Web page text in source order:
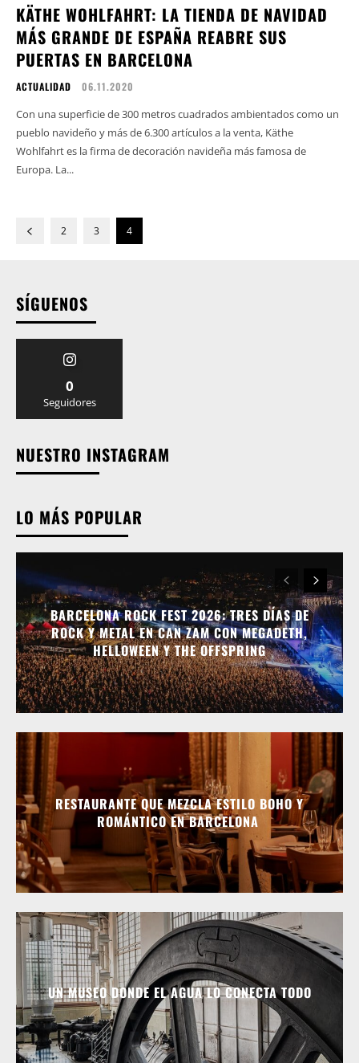
KÄTHE WOHLFAHRT: LA TIENDA DE NAVIDAD
MÁS GRANDE DE ESPAÑA REABRE SUS
PUERTAS EN BARCELONA
ACTUALIDAD 06.11.2020
Con una superficie de 300 metros cuadrados ambientados como un
pueblo navideño y más de 6.300 artículos a la venta, Käthe
Wohlfahrt es la firma de decoración navideña más famosa de
Europa. La...
2 3 4
SÍGUENOS
0
Seguidores
NUESTRO INSTAGRAM
LO MÁS POPULAR
BARCELONA ROCK FEST 2026: TRES DÍAS DE
ROCK Y METAL EN CAN ZAM CON MEGADETH,
HELLOWEEN Y THE OFFSPRING
RESTAURANTE QUE MEZCLA ESTILO BOHO Y
ROMÁNTICO EN BARCELONA
UN MUSEO DONDE EL AGUA LO CONECTA TODO